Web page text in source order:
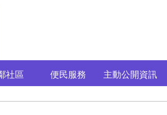
社區 便民服務 主動公開資訊